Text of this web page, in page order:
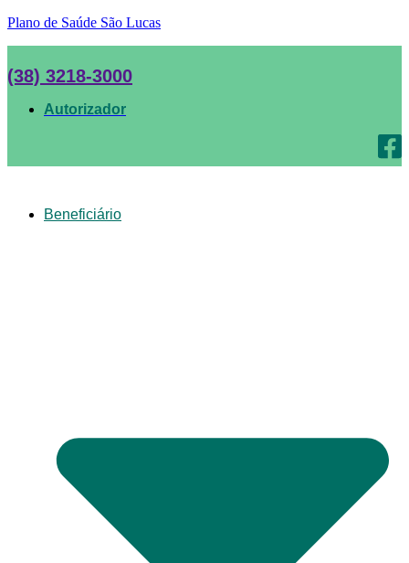
Plano de Saúde São Lucas
(38) 3218-3000
Autorizador
Beneficiário